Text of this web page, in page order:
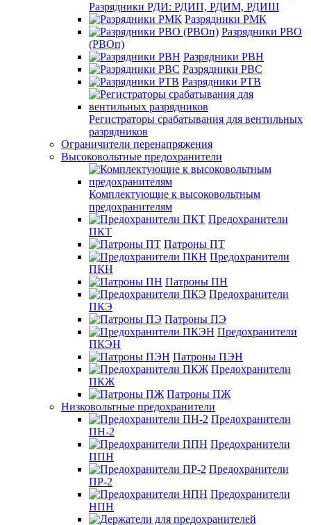
Разрядники РДИ: РДИП, РДИМ, РДИШ
Разрядники РМК
Разрядники РВО
(РВОп)
Разрядники РВН
Разрядники РВС
Разрядники РТВ
Регистраторы срабатывания для вентильных
разрядников
Ограничители перенапряжения
Высоковольтные предохранители
Комплектующие к высоковольтным
предохранителям
Предохранители
ПКТ
Патроны ПТ
Предохранители
ПКН
Патроны ПН
Предохранители
ПКЭ
Патроны ПЭ
Предохранители
ПКЭН
Патроны ПЭН
Предохранители
ПКЖ
Патроны ПЖ
Низковольтные предохранители
Предохранители
ПН-2
Предохранители
ППН
Предохранители
ПР-2
Предохранители
НПН